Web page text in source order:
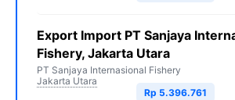
Export Import PT Sanjaya
Fishery, Jakarta Utara
PT Sanjaya Internasional Fishery
Jakarta Utara
Rp 5.396.761